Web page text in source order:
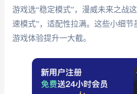
游戏选“稳定模式”，漫威未来之战
速模式”，适配性拉满。这些小细节
游戏体验提升一大截。